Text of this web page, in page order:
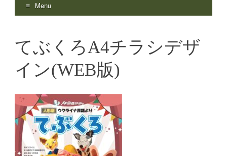
幕別町百年記念ホール
ホールで行われる公演や講座のご案内
Menu
content
てぶくろA4チラシデザ
イン(WEB版)